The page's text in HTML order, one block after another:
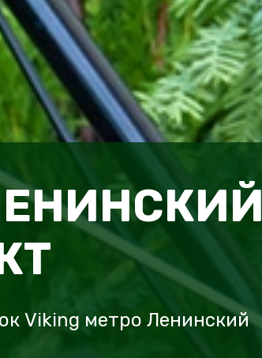
Viking метро Ленинский